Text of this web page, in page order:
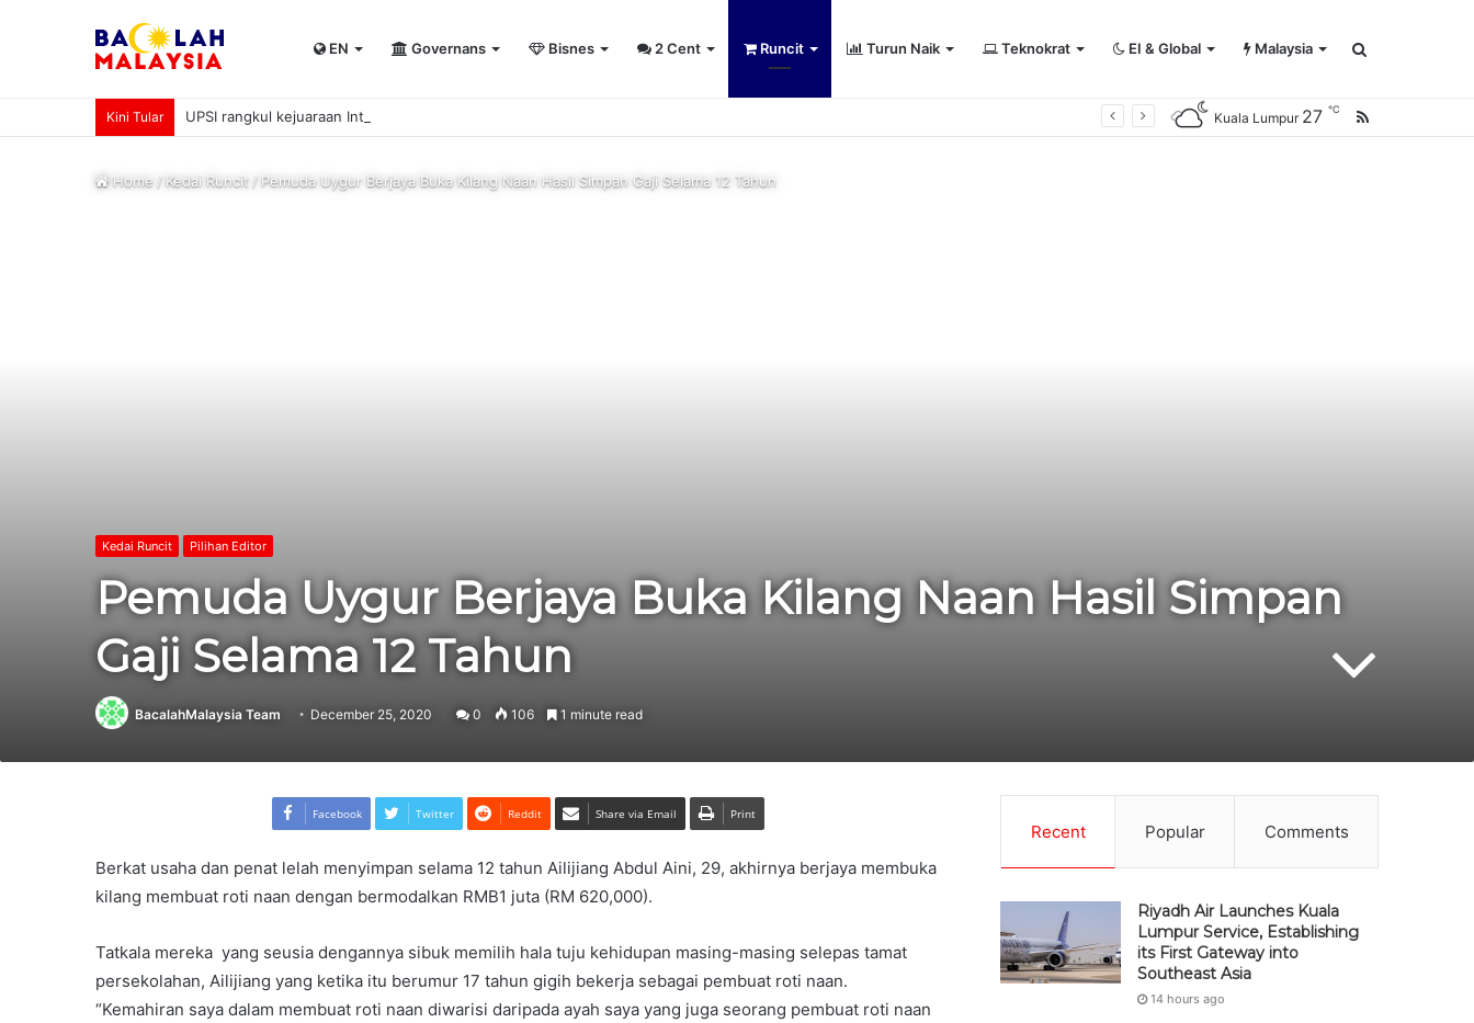
EN Governans Bisnes 2 Cent Runcit Turun Naik Teknokrat EI & Global Malaysia
Kini Tular UPSI rangkul kejuaraan International University Sailing Championship 2026 RSS
Kuala Lumpur 27 ℃
Home/Kedai Runcit /Pemuda Uygur Berjaya Buka Kilang Naan Hasil Simpan Gaji Selama 12 Tahun
Kedai Runcit Pilihan Editor
Pemuda Uygur Berjaya Buka Kilang Naan Hasil Simpan
Gaji Selama 12 Tahun
BacalahMalaysia Team December 25, 2020 0 106 1 minute read
Facebook Twitter Reddit Share via Email Print
Berkat usaha dan penat lelah menyimpan selama 12 tahun Ailijiang Abdul Aini, 29, akhirnya berjaya membuka
kilang membuat roti naan dengan bermodalkan RMB1 juta (RM 620,000).
Tatkala mereka yang seusia dengannya sibuk memilih hala tuju kehidupan masing-masing selepas tamat
persekolahan, Ailijiang yang ketika itu berumur 17 tahun gigih bekerja sebagai pembuat roti naan.
“Kemahiran saya dalam membuat roti naan diwarisi daripada ayah saya yang juga seorang pembuat roti naan
Recent Popular Comments
Riyadh Air Launches Kuala
Lumpur Service, Establishing
its First Gateway into
Southeast Asia
14 hours ago